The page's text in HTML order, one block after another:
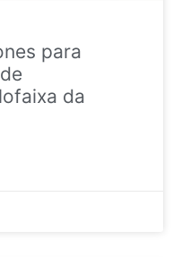
para
da